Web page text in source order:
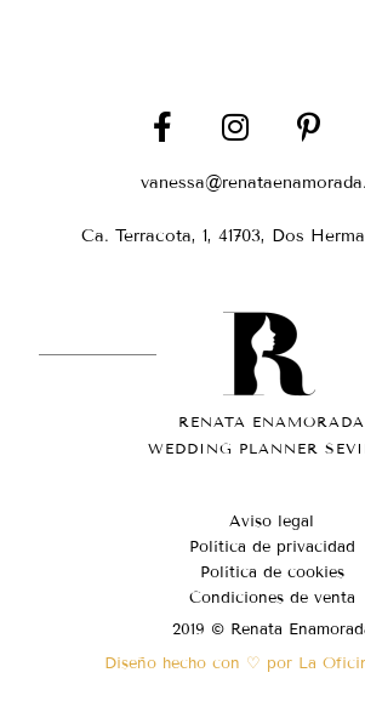
Ca. Terracota, 1, 41703, Dos
RENATA ENAMORADA
WEDDING PLANNER
Aviso legal
Política de privacidad
Política de cookies
Condiciones de venta
2019 © Renata
Diseño hecho con ♡ por La